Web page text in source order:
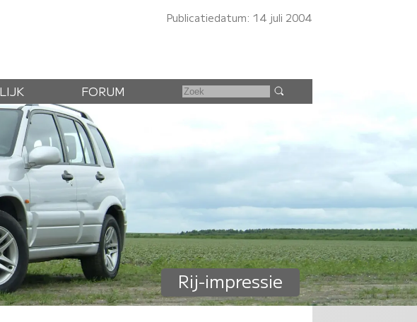
Publicatiedatum: 14 juli 2004
FORUM
Rij-impressie